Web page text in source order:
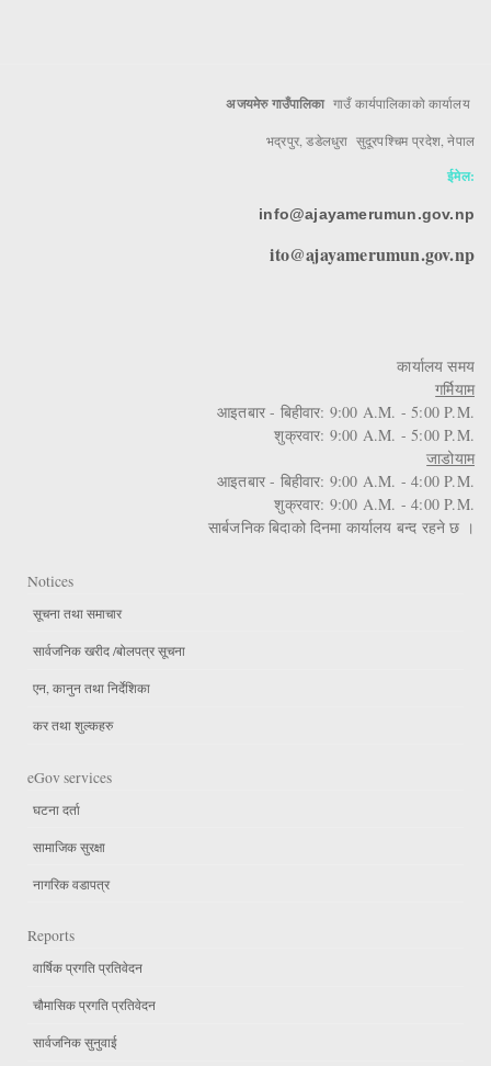
अजयमेरु गाउँपालिका गाउँ कार्यपालिकाको कार्यालय
भद्रपुर, डडेलधुरा सुदूरपश्चिम प्रदेश, नेपाल
ईमेल:
info@ajayamerumun.gov.np
ito@ajayamerumun.gov.np
कार्यालय समय
गर्मियाम
आइतबार - बिहीवार: 9:00 A.M. - 5:00 P.M.
शुक्रवार: 9:00 A.M. - 5:00 P.M.
जाडोयाम
आइतबार - बिहीवार: 9:00 A.M. - 4:00 P.M.
शुक्रवार: 9:00 A.M. - 4:00 P.M.
सार्बजनिक बिदाको दिनमा कार्यालय बन्द रहने छ ।
Notices
सूचना तथा समाचार
सार्वजनिक खरीद /बोलपत्र सूचना
एन, कानुन तथा निर्देशिका
कर तथा शुल्कहरु
eGov services
घटना दर्ता
सामाजिक सुरक्षा
नागरिक वडापत्र
Reports
वार्षिक प्रगति प्रतिवेदन
चौमासिक प्रगति प्रतिवेदन
सार्वजनिक सुनुवाई